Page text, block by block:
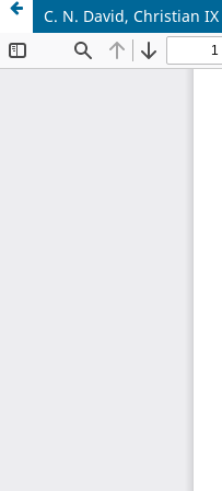
C. N. David, Christian